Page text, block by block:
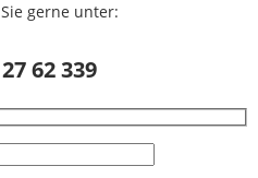
gerne unter:
62 339